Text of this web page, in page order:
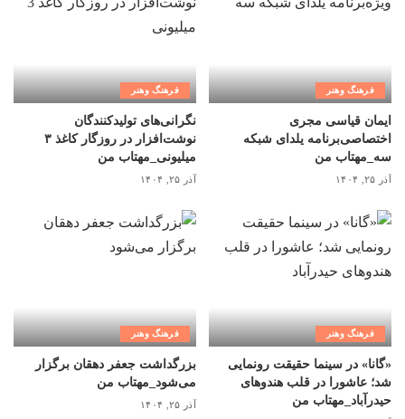
فرهنگ وهنر
ایمان قیاسی مجری
اختصاصی‌برنامه یلدای شبکه
سه_مهتاب من
آذر ۲۵, ۱۴۰۴
فرهنگ وهنر
نگرانی‌های تولیدکنندگان
نوشت‌افزار در روزگار کاغذ ۳
میلیونی_مهتاب من
آذر ۲۵, ۱۴۰۴
فرهنگ وهنر
«گانا» در سینما حقیقت رونمایی
شد؛ عاشورا در قلب هندوهای
حیدرآباد_مهتاب من
فرهنگ وهنر
بزرگداشت جعفر دهقان برگزار
می‌شود_مهتاب من
آذر ۲۵, ۱۴۰۴